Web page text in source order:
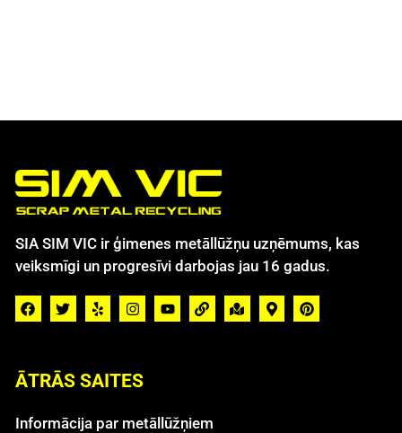
SIA SIM VIC ir ģimenes metāllūžņu uzņēmums, kas
veiksmīgi un progresīvi darbojas jau 16 gadus.
ĀTRĀS SAITES
Informācija par metāllūžņiem